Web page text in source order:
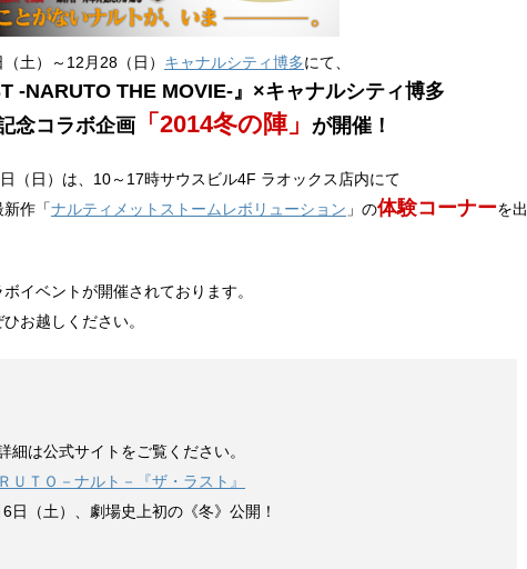
土）～12月28（日） キャナルシティ博多にて、
-NARUTO THE MOVIE-』×キャナルシティ博多
念コラボ企画
「2014冬の陣」 が開催！
（日）は、10～17時サウスビル4F ラオックス店内にて
作「ナルティメットストームレボリューション 」の体験コーナーを出
イベントが開催されております。
お越しください。
細は公式サイトをご覧ください。
ＵＴＯ－ナルト－『ザ・ラスト』
日（土）、劇場史上初の《冬》公開！